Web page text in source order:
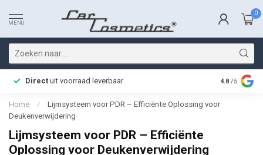
MENU
0
Direct uit voorraad leverbaar Snelle
4.8 /5
Home /
Lijmsysteem voor PDR – Efficiënte Oplossing voor
Deukenverwijdering
Lijmsysteem voor PDR – Efficiënte
Oplossing voor Deukenverwijdering